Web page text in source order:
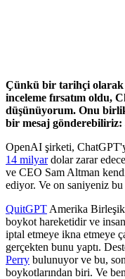
Çünkü bir tarihçi olarak
inceleme fırsatım oldu,
düşünüyorum. Onu
bir mesaj gönderebiliriz:
OpenAI şirketi,
14 milyardolar zarar
ve CEO Sam Altman
ediyor. Ve on saniyeniz bu
QuitGPT Amerika
boykot hareketidir ve
iptal etmeye ikna etmeye
gerçekten bunu yaptı.
Perry bulunuyor ve bu,
boykotlarından biri. Ve